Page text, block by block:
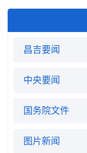
昌吉要闻
中央要闻
国务院文件
图片新闻